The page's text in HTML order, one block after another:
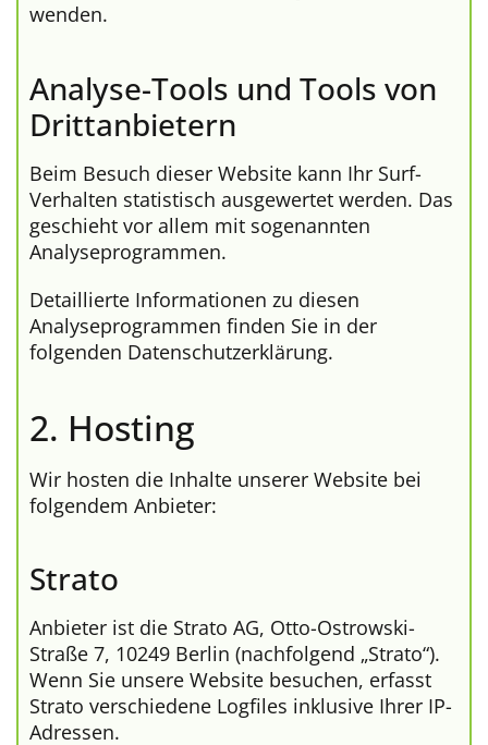
wenden.
Analyse-Tools und Tools von
Dritt­anbietern
Beim Besuch dieser Website kann Ihr Surf-
Verhalten statistisch ausgewertet werden. Das
geschieht vor allem mit sogenannten
Analyseprogrammen.
Detaillierte Informationen zu diesen
Analyseprogrammen finden Sie in der
folgenden Datenschutzerklärung.
2. Hosting
Wir hosten die Inhalte unserer Website bei
folgendem Anbieter:
Strato
Anbieter ist die Strato AG, Otto-Ostrowski-
Straße 7, 10249 Berlin (nachfolgend „Strato“).
Wenn Sie unsere Website besuchen, erfasst
Strato verschiedene Logfiles inklusive Ihrer IP-
Adressen.